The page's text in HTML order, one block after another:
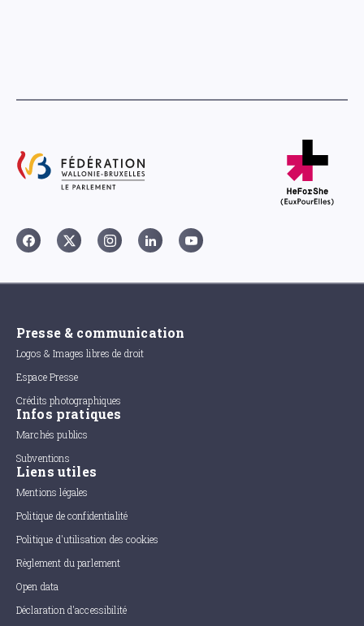
Presse & communication
Logos & Images libres de droit
Espace Presse
Crédits photographiques
Infos pratiques
Marchés publics
Subventions
Liens utiles
Mentions légales
Politique de confidentialité
Politique d'utilisation des cookies
Règlement du parlement
Open data
Déclaration d'accessibilité